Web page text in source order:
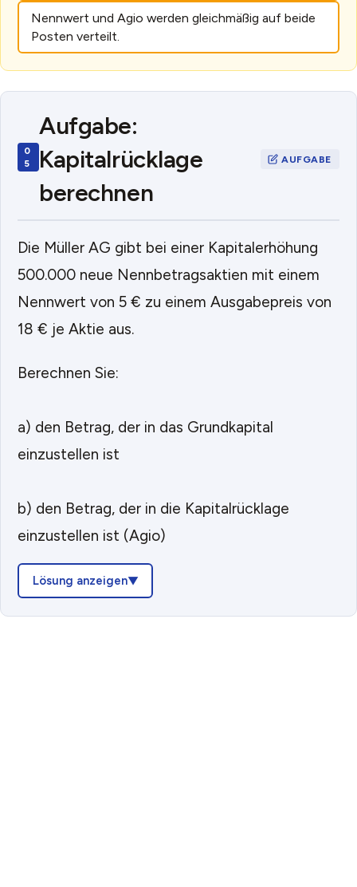
Nennwert und Agio werden gleichmäßig auf beide
Posten verteilt.
Aufgabe:
Kapitalrücklage
berechnen
Die Müller AG gibt bei einer Kapitalerhöhung
500.000 neue Nennbetragsaktien mit einem
Nennwert von 5 € zu einem Ausgabepreis von
18 € je Aktie aus.
Berechnen Sie:
a) den Betrag, der in das Grundkapital
einzustellen ist
b) den Betrag, der in die Kapitalrücklage
einzustellen ist (Agio)
Lösung anzeigen